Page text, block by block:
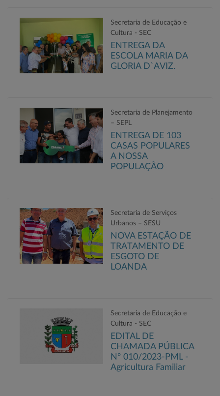
Secretaria de Educação e
Cultura - SEC
ENTREGA DA
ESCOLA MARIA DA
GLORIA D`AVIZ.
Secretaria de Planejamento
– SEPL
ENTREGA DE 103
CASAS POPULARES
A NOSSA
POPULAÇÃO
Secretaria de Serviços
Urbanos – SESU
NOVA ESTAÇÃO DE
TRATAMENTO DE
ESGOTO DE
LOANDA
Secretaria de Educação e
Cultura - SEC
EDITAL DE
CHAMADA PÚBLICA
Nº 010/2023-PML -
Agricultura Familiar